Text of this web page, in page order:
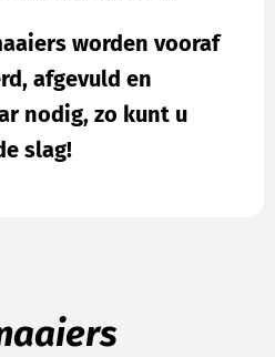
worden vooraf
afgevuld en
nodig, zo kunt u
slag!